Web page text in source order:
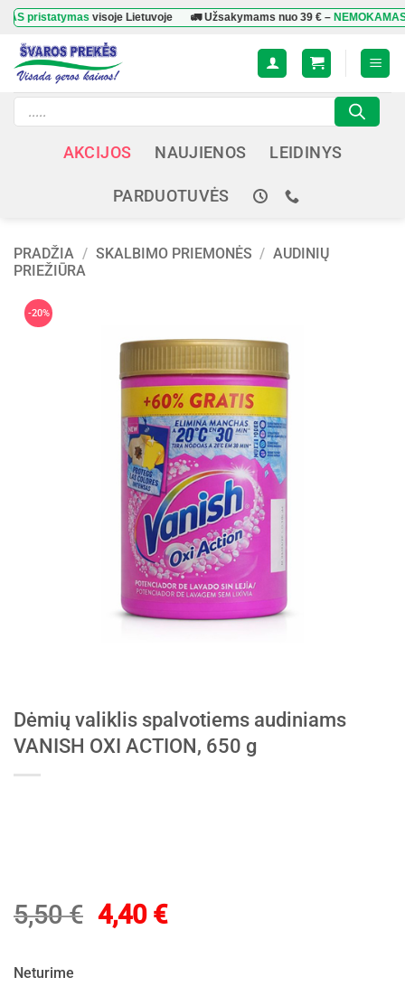
Skip
content
visoje Lietuvoje 🚛 Užsakymams nuo39 €–NEMOKAMAS
Products
search
AKCIJOS NAUJIENOS LEIDINYS
PARDUOTUVĖS
PRADŽIA / SKALBIMO PRIEMONĖS / AUDINIŲ
PRIEŽIŪRA
-20%
Dėmių valiklis spalvotiems audiniams
VANISH OXI ACTION, 650 g
5,50€ Original
4,40 €Current
Neturime